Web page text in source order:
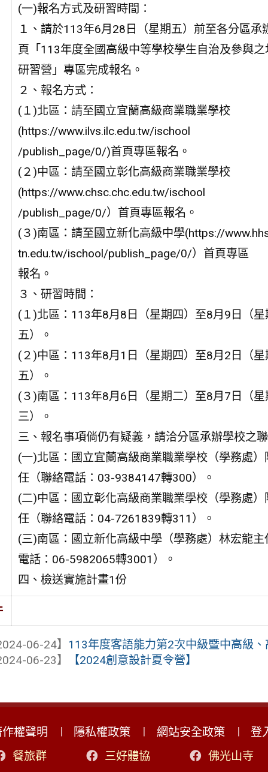
(一)報名方式及研習時間：
１、請於113年6月28日（星期五）前至各分區承
頁「113年度全國高級中等學校學生自治及參與之
研習營」專區完成報名。
２、報名方式：
(１)北區：請至國立宜蘭高級商業職業學校
(https://www.ilvs.ilc.edu.tw/ischool
/publish_page/0/)首頁專區報名。
(２)中區：請至國立彰化高級商業職業學校
(https://www.chsc.chc.edu.tw/ischool
/publish_page/0/）首頁專區報名。
(３)南區：請至國立新化高級中學(https://
tn.edu.tw/ischool/publish_page/0/）首頁專區
報名。
３、研習時間：
(１)北區：113年8月8日（星期四）至8月9日（星
五）。
(２)中區：113年8月1日（星期四）至8月2日（星
五）。
(３)南區：113年8月6日（星期二）至8月7日（星
三）。
三、報名事項倘仍有疑義，請洽分區承辦學校之聯
(一)北區：國立宜蘭高級商業職業學校（學務處）
任（聯絡電話：03-9384147轉300）。
(二)中區：國立彰化高級商業職業學校（學務處）
任（聯絡電話：04-7261839轉311）。
(三)南區：國立新化高級中學（學務處）林宏龍主
電話：06-5982065轉3001）。
四、檢送實施計畫1份
06-24】 113年度客語能力第2次中級暨中高級
06-23】
【2024創意設計夏令營】
權聲明 隱私權政策 網站安全政策
登
餐旅群
三好體協 佛光山寺